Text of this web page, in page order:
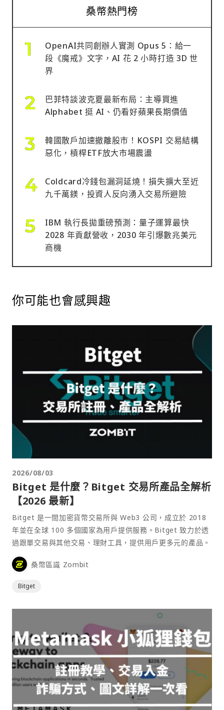
桑幣熱門榜
OpenAI共同創辦人實測 Opus 5：給一
段《魔戒》文字，AI 花 2 小時打造 3D 世
界
巴菲特談波克夏最新布局：主導買進
Alphabet 挺 AI、仍看好蘋果長期價值
韓國散戶加速撤離股市！KOSPI 交易結構
惡化，槓桿ETF放大市場震盪
Coldcard冷錢包漏洞延燒！損失擴大至近
九千萬鎂，投資人反向湧入交易所避險
IBM 執行長拋重磅預測：量子運算最快
2028 年貢獻營收，2030 年引爆數兆美元
商機
你可能也會感興趣
2026/08/03
Bitget 是什麼？Bitget 交易所產品全解析
【2026 最新】
Bitget 是一間加密貨幣交易所與 Web3 公司，成立於 2018
年並在全球 100 多個國家為用戶提供服務。Bitget 致力於透
過跟單交易與其他交易、理財工具，提供用戶更多元的產品。
桑幣區識 Zombit
Bitget